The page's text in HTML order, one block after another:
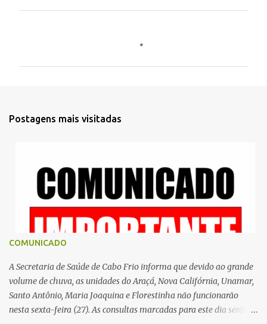
Postagens mais visitadas
COMUNICADO
A Secretaria de Saúde de Cabo Frio informa que devido ao grande
volume de chuva, as unidades do Araçá, Nova Califórnia, Unamar,
Santo Antônio, Maria Joaquina e Florestinha não funcionarão
nesta sexta-feira (27). As consultas marcadas para este dia serão